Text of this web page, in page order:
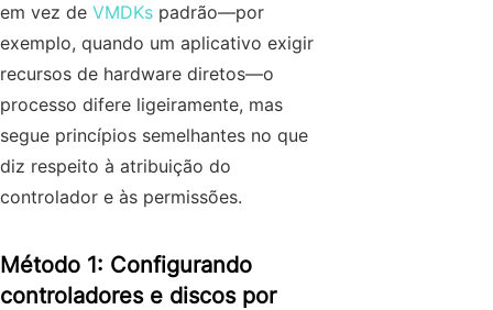
em vez de VMDKs padrão—por
exemplo, quando um aplicativo exigir
recursos de hardware diretos—o
processo difere ligeiramente, mas
segue princípios semelhantes no que
diz respeito à atribuição do
controlador e às permissões.
Método 1: Configurando
controladores e discos por